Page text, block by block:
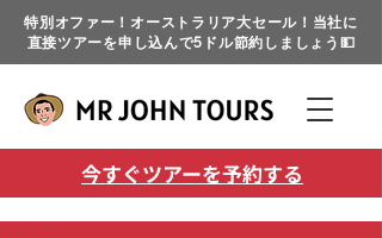
特別オファー！オーストラリア大セール！当社に
直接ツアーを申し込んで5ドル節約しましょう💵
今すぐツアーを予約する